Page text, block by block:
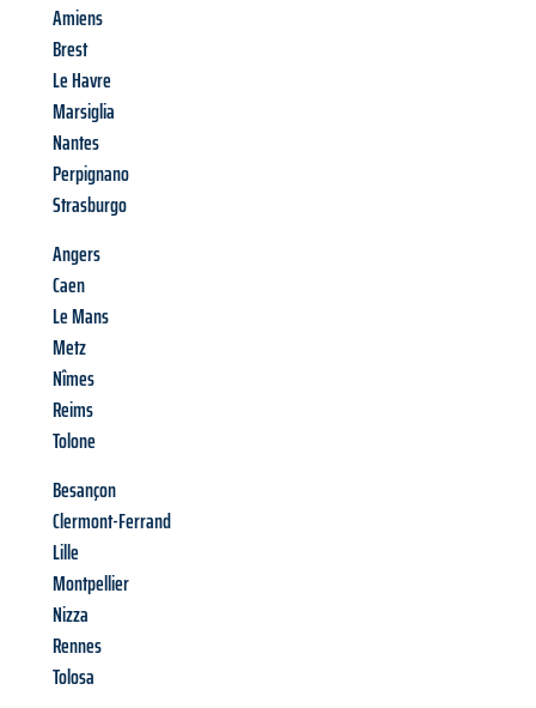
Amiens
Brest
Le Havre
Marsiglia
Nantes
Perpignano
Strasburgo
Angers
Caen
Le Mans
Metz
Nîmes
Reims
Tolone
Besançon
Clermont-Ferrand
Lille
Montpellier
Nizza
Rennes
Tolosa